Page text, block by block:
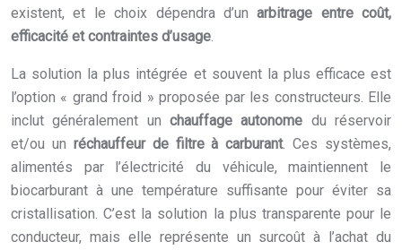
existent, et le choix dépendra d’unarbitrage entre coût,
efficacité et contraintes d’usage.
La solution la plus intégrée et souvent la plus efficace est
l’option « grand froid » proposée par les constructeurs. Elle
inclut généralement un chauffage autonome du réservoir
et/ou un réchauffeur de filtre à carburant. Ces systèmes,
alimentés par l’électricité du véhicule, maintiennent le
biocarburant à une température suffisante pour éviter sa
cristallisation. C’est la solution la plus transparente pour le
conducteur, mais elle représente un surcoût à l’achat du